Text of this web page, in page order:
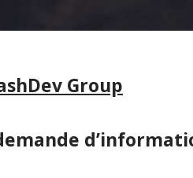
Group